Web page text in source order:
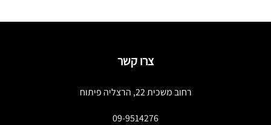
צרו קשר
רחוב משכית 22, הרצליה פיתוח
09-9514276